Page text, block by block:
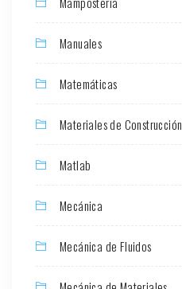
Manuales
Matemáticas
Materiales de Construcción
Matlab
Mecánica
Mecánica de Fluidos